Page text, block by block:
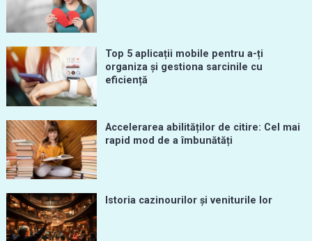
Top 5 aplicații mobile pentru a-ți
organiza și gestiona sarcinile cu
eficiență
Accelerarea abilităților de citire: Cel mai
rapid mod de a îmbunătăți
Istoria cazinourilor și veniturile lor